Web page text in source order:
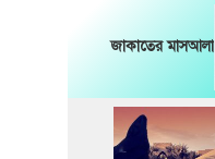
জাকাতের মাসআলা